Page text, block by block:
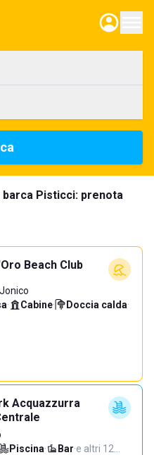
Pisticci: prenota
Beach Club
· Cabine· Doccia calda·
Acquazzurra
Piscina· Bar·e altri 12…